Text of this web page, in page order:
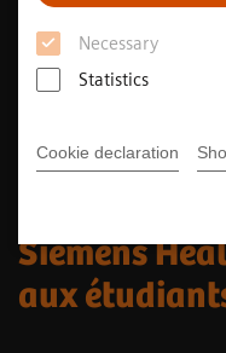
Necessary
Statistics
Cookie declaration
Siemens
aux